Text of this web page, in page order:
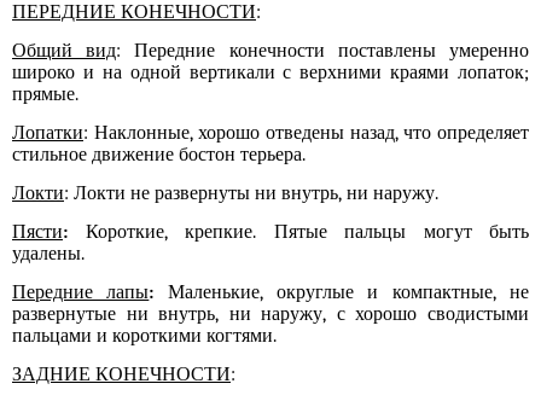
ПЕРЕДНИЕ КОНЕЧНОСТИ:
Общий вид: Передние конечности поставлены умеренно
широко и на одной вертикалис верхними краями лопаток;
прямые.
Лопатки: Наклонные, хорошо отведены назад, что определяет
стильное движение бостон терьера.
Локти: Локти не развернуты ни внутрь, ни наружу.
Пясти: Короткие, крепкие. Пятые пальцы могут быть
удалены.
Передние лапы: Маленькие, округлые и компактные, не
развернутые ни внутрь, ни наружу, с хорошо сводистыми
пальцами и короткими когтями.
ЗАДНИЕ КОНЕЧНОСТИ: